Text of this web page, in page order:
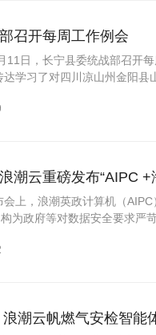
召开每周工作例会
11日，长宁县委统战部召开
学习了对四川凉山州金阳
潮云重磅发布“AIPC
上，浪潮英政计算机（
为政府等对数据安全要求严
浪潮云帆燃气安检智能